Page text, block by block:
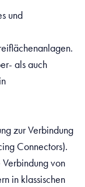
und
als auch
zur Verbindung
Connectors).
von
in klassischen